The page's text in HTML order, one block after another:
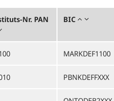
Nr. PAN BIC
MARKDEF1100
PBNKDEFFXXX